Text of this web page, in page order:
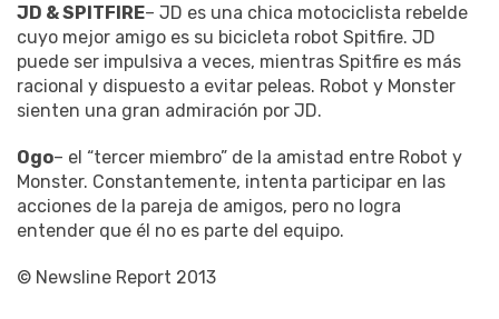
JD & SPITFIRE– JD es una chica motociclista rebelde
cuyo mejor amigo es su bicicleta robot Spitfire. JD
puede ser impulsiva a veces, mientras Spitfire es más
racional y dispuesto a evitar peleas. Robot y Monster
sienten una gran admiración por JD.
Ogo– el “tercer miembro” de la amistad entre Robot y
Monster. Constantemente, intenta participar en las
acciones de la pareja de amigos, pero no logra
entender que él no es parte del equipo.
© Newsline Report 2013